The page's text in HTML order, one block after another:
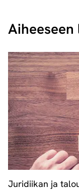
Juridiikan ja